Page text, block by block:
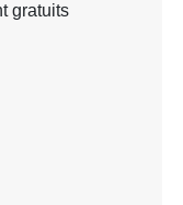
gratuits